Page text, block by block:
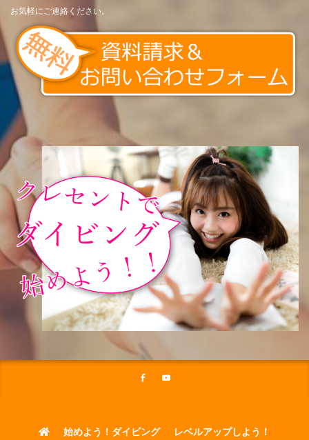
お気軽にご連絡ください。
始めよう！ダイビング
レベルアップしよう！